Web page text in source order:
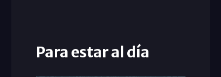
Para estar al día